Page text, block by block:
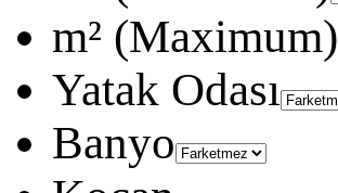
m² (Maximum)
Yatak Odası
Banyo